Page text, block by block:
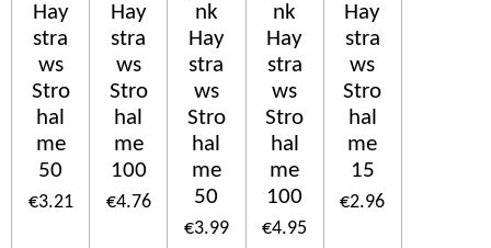
Hay
stra
ws
Stro
hal
me
50
€3.21
Hay
stra
ws
Stro
hal
me
100
€4.76
nk
Hay
stra
ws
Stro
hal
me
50
€3.99
nk
Hay
stra
ws
Stro
hal
me
100
€4.95
Hay
stra
ws
Stro
hal
me
15
€2.96